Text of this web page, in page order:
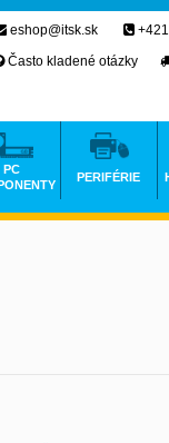
eshop@itsk.sk
Často kladené otázky
PC
PERIFÉRIE